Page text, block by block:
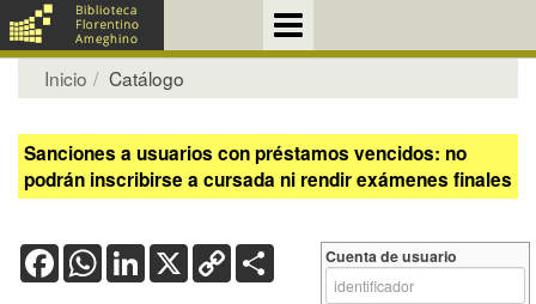
Inicio Catálogo
Sanciones a usuarios con préstamos vencidos: no
podrán inscribirse a cursada ni rendir exámenes finales
FacebookWhatsApp
LinkedIn
X Copy
Link
Cuenta de usuario